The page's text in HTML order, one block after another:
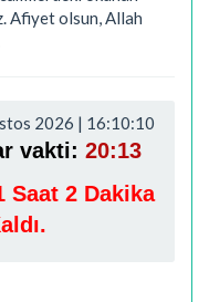
Afiyet olsun, Allah
2026 | 16:10:11
vakti: 20:13
Saat 2 Dakika